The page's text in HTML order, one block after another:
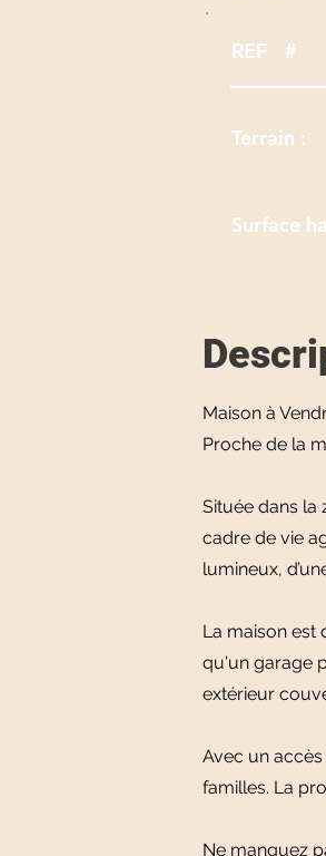
REF #
Terrain :
Surface
Maison à
Proche de la
Située dans la
cadre de vie
lumineux,
La maison est
qu'un garage
extérieur
Avec un
familles. La
Ne manquez